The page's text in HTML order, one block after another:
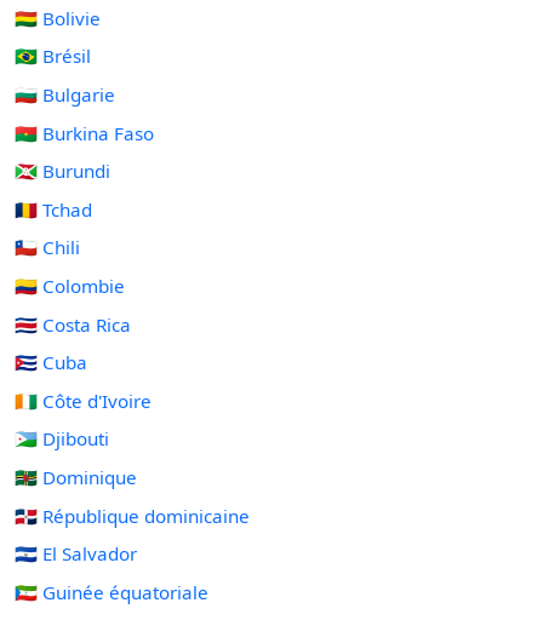
🇧🇴 Bolivie
🇧🇷 Brésil
🇧🇬 Bulgarie
🇧🇫 Burkina Faso
🇧🇮 Burundi
🇹🇩 Tchad
🇨🇱 Chili
🇨🇴 Colombie
🇨🇷 Costa Rica
🇨🇺 Cuba
🇨🇮 Côte d'Ivoire
🇩🇯 Djibouti
🇩🇲 Dominique
🇩🇴 République dominicaine
🇸🇻 El Salvador
🇬🇶 Guinée équatoriale